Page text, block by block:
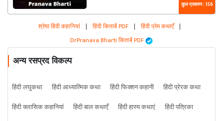
कुल प्रकरण : 156
श्रेष्ठ हिंदी कहानियां | हिंदी किताबें PDF | हिंदी प्रेम कथाएँ |
DrPranava Bharti किताबें PDF
अन्य रसप्रद विकल्प
हिंदी लघुकथा हिंदी आध्यात्मिक कथा हिंदी फिक्शन कहानी
हिंदी प्रेरक कथा
हिंदी क्लासिक कहानियां
हिंदी बाल कथाएँ हिंदी हास्य कथाएं
हिंदी पत्रिका